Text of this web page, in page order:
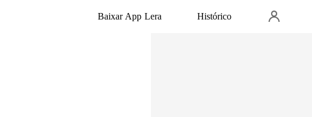
Baixar App Lera Histórico